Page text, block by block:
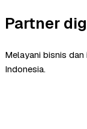
Partner
Melayani bisnis
Indonesia.